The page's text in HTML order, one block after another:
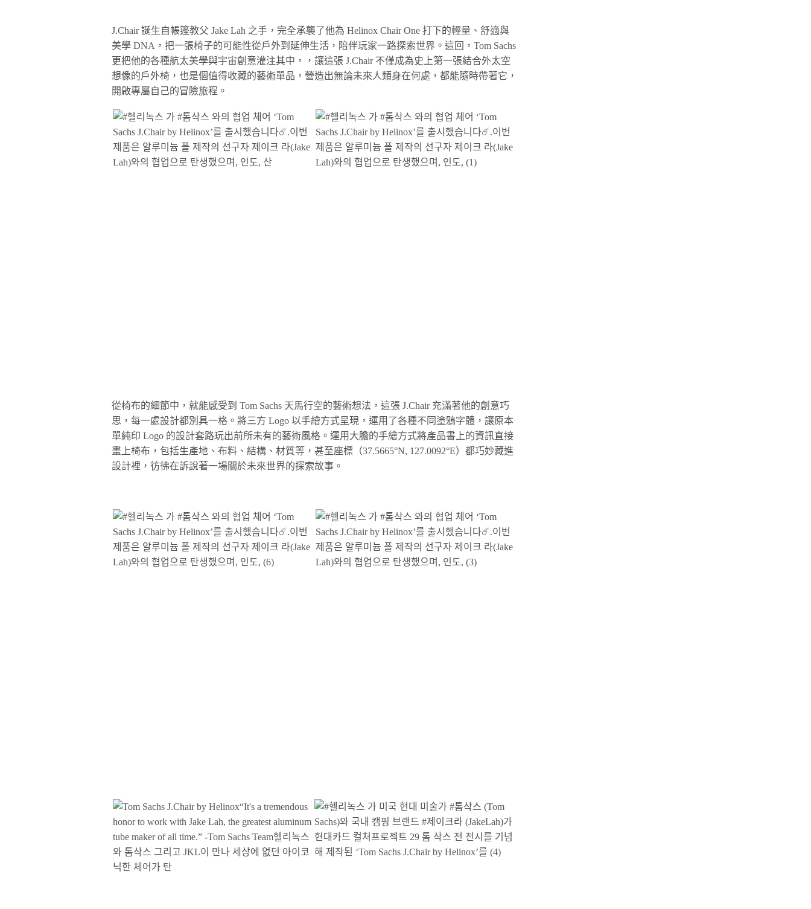
J.Chair 誕生自帳篷教父 Jake Lah 之手，完全承襲了他為 Helinox Chair One 打下的輕量、舒適與
美學 DNA，把一張椅子的可能性從戶外到延伸生活，陪伴玩家一路探索世界。這回，Tom Sachs
更把他的各種航太美學與宇宙創意灌注其中，，讓這張 J.Chair 不僅成為史上第一張結合外太空
想像的戶外椅，也是個值得收藏的藝術單品，營造出無論未來人類身在何處，都能隨時帶著它，
開啟專屬自己的冒險旅程。
從椅布的細節中，就能感受到 Tom Sachs 天馬行空的藝術想法，這張 J.Chair 充滿著他的創意巧
思，每一處設計都別具一格。將三方 Logo 以手繪方式呈現，運用了各種不同塗鴉字體，讓原本
單純印 Logo 的設計套路玩出前所未有的藝術風格。運用大膽的手繪方式將產品書上的資訊直接
畫上椅布，包括生產地、布料、結構、材質等，甚至座標（37.5665°N, 127.0092°E）都巧妙藏進
設計裡，彷彿在訴說著一場關於未來世界的探索故事。